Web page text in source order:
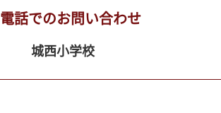
電話でのお問い合わせ
城西小学校